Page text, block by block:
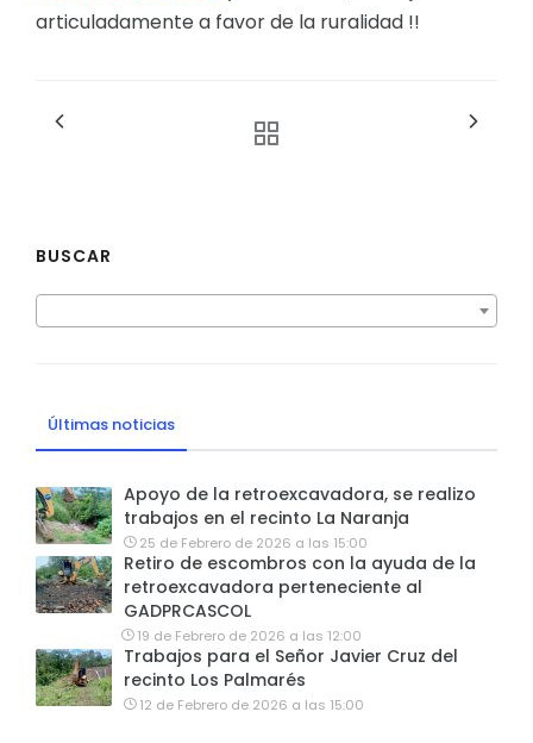
articuladamente a favor de la ruralidad !!
BUSCAR
Últimas noticias
Apoyo de la retroexcavadora, se realizo
trabajos en el recinto La Naranja
25 de Febrero de 2026 a las 15:00
Retiro de escombros con la ayuda de la
retroexcavadora perteneciente al
GADPRCASCOL
19 de Febrero de 2026 a las 12:00
Trabajos para el Señor Javier Cruz del
recinto Los Palmarés
12 de Febrero de 2026 a las 15:00